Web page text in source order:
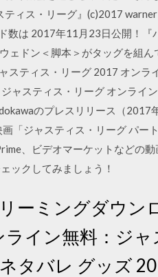
ィス・リーグ』(c)2017
数は 2017年11月23日公開！『
ドン＜脚本＞がタッグを組ん
スティス・リーグ 2017 オンラ
ャスティス・リーグ オンライ
のプレスリリース（2017
「ジャスティス・リーグ パート
、ビデオマーケットなどの
ックしてみましょう！
ーミングダウン
イン無料：ジャ
タバレ グッズ